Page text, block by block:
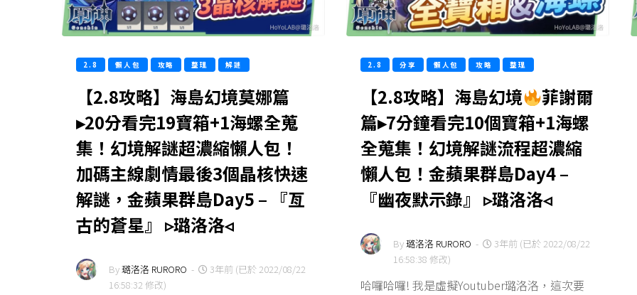
2.8 懶人包 攻略 整理 解謎
【2.8攻略】海島幻境莫娜篇
▸20分看完19寶箱+1海螺全蒐
集！幻境解謎超濃縮懶人包！
加碼主線劇情最後3個晶核快速
解謎，金蘋果群島Day5 – 『亙
古的蒼星』 ▹璐洛洛◃
By璐洛洛 RURORO -
3年前 (已於 2022/08/22
16:58:32 修改)
2.8 分享 懶人包 攻略 整理
【2.8攻略】海島幻境
菲謝爾
篇▸7分鐘看完10個寶箱+1海螺
全蒐集！幻境解謎流程超濃縮
懶人包！金蘋果群島Day4 –
『幽夜默示錄』 ▹璐洛洛◃
By璐洛洛 RURORO -
3年前 (已於 2022/08/22
16:58:38 修改)
哈囉哈囉! 我是虛擬Youtuber璐洛洛，這次要